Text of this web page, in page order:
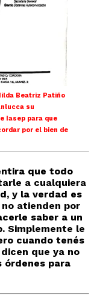
Beatriz Patiño
su
Iasep para que
por el bien de
que todo
a cualquiera
y la verdad es
atienden por
saber a un
Simplemente le
cuando tenés
que ya no
órdenes para